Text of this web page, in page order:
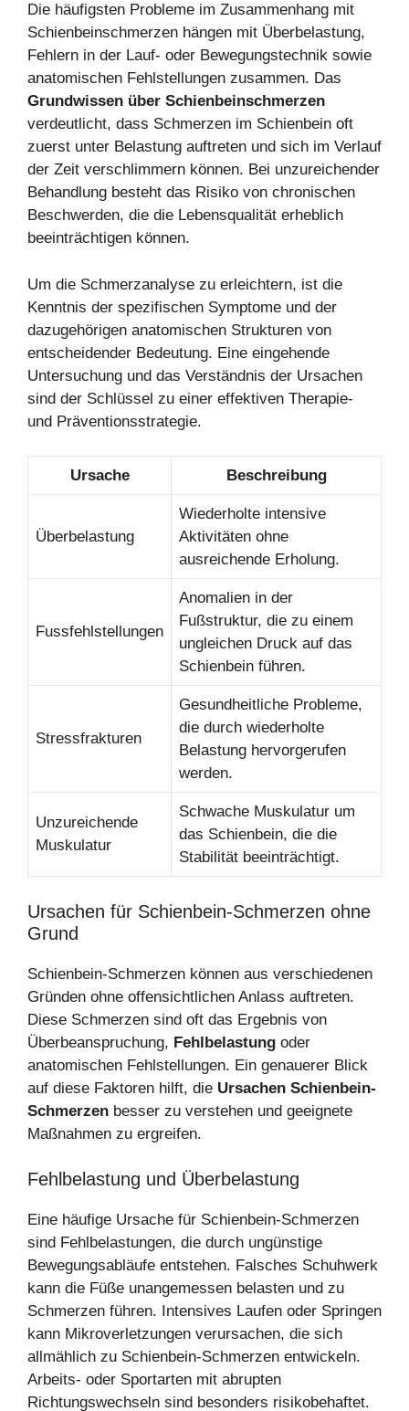
Die häufigsten Probleme im Zusammenhang mit
Schienbeinschmerzen hängen mit Überbelastung,
Fehlern in der Lauf- oder Bewegungstechnik sowie
anatomischen Fehlstellungen zusammen. Das
Grundwissen über Schienbeinschmerzen
verdeutlicht, dass Schmerzen im Schienbein oft
zuerst unter Belastung auftreten und sich im Verlauf
der Zeit verschlimmern können. Bei unzureichender
Behandlung besteht das Risiko von chronischen
Beschwerden, die die Lebensqualität erheblich
beeinträchtigen können.
Um die Schmerzanalyse zu erleichtern, ist die
Kenntnis der spezifischen Symptome und der
dazugehörigen anatomischen Strukturen von
entscheidender Bedeutung. Eine eingehende
Untersuchung und das Verständnis der Ursachen
sind der Schlüssel zu einer effektiven Therapie-
und Präventionsstrategie.
Ursache Beschreibung
Überbelastung
Wiederholte intensive
Aktivitäten ohne
ausreichende Erholung.
Fussfehlstellungen
Anomalien in der
Fußstruktur, die zu einem
ungleichen Druck auf das
Schienbein führen.
Stressfrakturen
Gesundheitliche Probleme,
die durch wiederholte
Belastung hervorgerufen
werden.
Unzureichende
Muskulatur
Schwache Muskulatur um
das Schienbein, die die
Stabilität beeinträchtigt.
Ursachen für Schienbein-Schmerzen ohne
Grund
Schienbein-Schmerzen können aus verschiedenen
Gründen ohne offensichtlichen Anlass auftreten.
Diese Schmerzen sind oft das Ergebnis von
Überbeanspruchung, Fehlbelastung oder
anatomischen Fehlstellungen. Ein genauerer Blick
auf diese Faktoren hilft, die Ursachen Schienbein-
Schmerzen besser zu verstehen und geeignete
Maßnahmen zu ergreifen.
Fehlbelastung und Überbelastung
Eine häufige Ursache für Schienbein-Schmerzen
sind Fehlbelastungen, die durch ungünstige
Bewegungsabläufe entstehen. Falsches Schuhwerk
kann die Füße unangemessen belasten und zu
Schmerzen führen. Intensives Laufen oder Springen
kann Mikroverletzungen verursachen, die sich
allmählich zu Schienbein-Schmerzen entwickeln.
Arbeits- oder Sportarten mit abrupten
Richtungswechseln sind besonders risikobehaftet.